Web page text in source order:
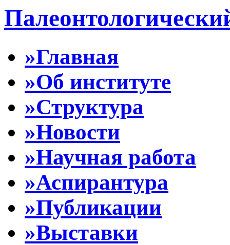
»Главная
»Об институте
»Структура
»Новости
»Научная работа
»Аспирантура
»Публикации
»Выставки